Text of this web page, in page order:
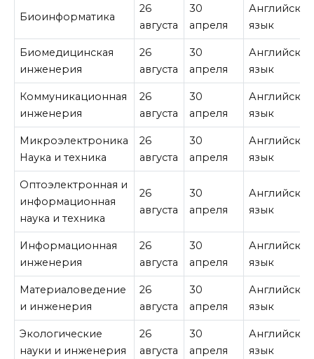
Биоинформатика
26
августа
30
апреля
язык
Биомедицинская
инженерия
26
августа
30
апреля
язык
Коммуникационная
инженерия
26
августа
30
апреля
язык
Микроэлектроника
Наука и техника
26
августа
30
апреля
язык
Оптоэлектронная и
информационная
наука и техника
26
августа
30
апреля
язык
Информационная
инженерия
26
августа
30
апреля
язык
Материаловедение
и инженерия
26
августа
30
апреля
язык
Экологические
науки и инженерия
26
августа
30
апреля
язык